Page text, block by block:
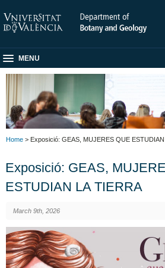
MENU
Home > Exposició: GEAS, MUJERES QUE
Exposició: GEAS,
ESTUDIAN LA TIERRA
March 9th, 2026